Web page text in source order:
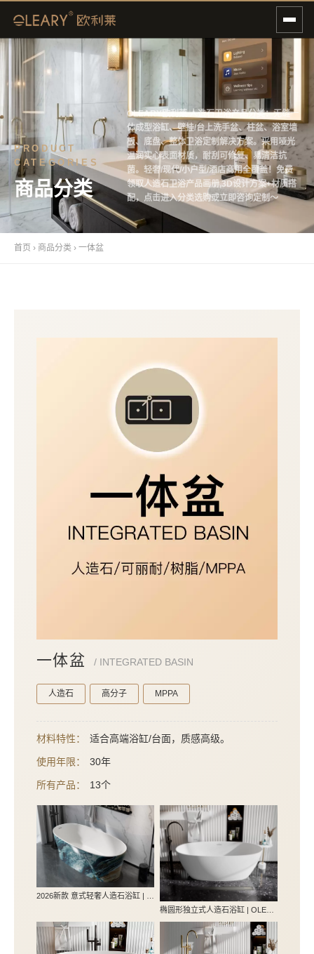
PRODUCT
CATEGORIES
商品分类
OLEARY欧利莱 人造石卫浴产品分类：无缝一
体成型浴缸、壁挂/台上洗手盆、柱盆、浴室墙
板、底盘、整体卫浴定制解决方案。采用哑光
温润实心表面材质，耐刮可修复、易清洁抗
菌。轻奢/现代/小户型/酒店商用全覆盖！免费
领取人造石卫浴产品画册,3D设计方案+材质搭
配，点击进入分类选购或立即咨询定制～
首页 › 商品分类 › 一体盆
一体盆 / INTEGRATED BASIN
人造石 高分子 MPPA
材料特性： 适合高端浴缸/台面，质感高级。
使用年限： 30年
所有产品： 13个